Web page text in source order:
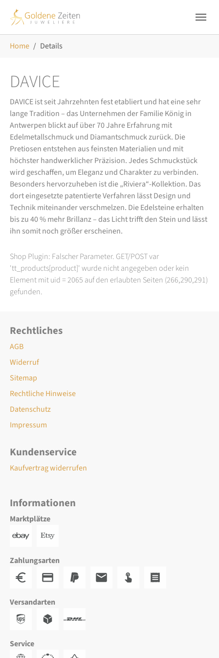
Home Details
DAVICE
DAVICE ist seit Jahrzehnten fest etabliert und hat eine sehr
lange Tradition – das Unternehmen der Familie König in
Antwerpen blickt auf über 70 Jahre Erfahrung mit
Edelmetallschmuck und Diamantschmuck zurück. Die
Pretiosen entstehen aus feinsten Materialien und mit
höchster handwerklicher Präzision. Jedes Schmuckstück
wird geschaffen, um Eleganz und Charakter zu verbinden.
Besonders hervorzuheben ist die „Riviera“-Kollektion. Das
dort eingesetzte patentierte Verfahren lässt Design und
Technik miteinander verschmelzen. Die Edelsteine erhalten
bis zu 40 % mehr Brillanz – das Licht trifft den Stein und lässt
ihn somit noch größer erscheinen.
Shop Plugin: Falscher Parameter. GET/POST var
'tt_products[product]' wurde nicht angegeben oder kein
Element mit uid = 2065 auf den erlaubten Seiten (266,290,291)
gefunden.
Rechtliches
AGB
Widerruf
Sitemap
Rechtliche Hinweise
Datenschutz
Impressum
Kundenservice
Kaufvertrag widerrufen
Informationen
Marktplätze
Zahlungsarten
Versandarten
Service